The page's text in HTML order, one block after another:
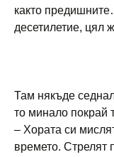
както
десетилетие, цял
Там някъде
то минало покрай
– Хората си
времето. Стрелят